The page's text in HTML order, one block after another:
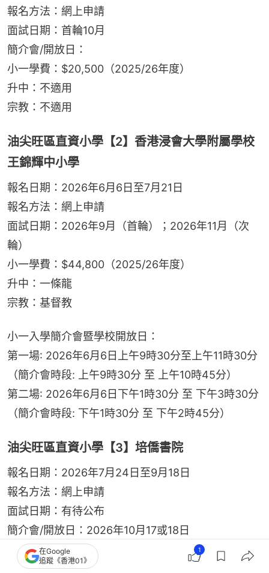
報名方法：網上申請
面試日期：首輪10月
簡介會/開放日：
小一學費：$20,500（2025/26年度）
升中：不適用
宗教：不適用
油尖旺區直資小學【2】香港浸會大學附屬學校
王錦輝中小學
報名日期：2026年6月6日至7月21日
報名方法：網上申請
面試日期：2026年9月（首輪）；2026年11月（次
輪）
小一學費：$44,800（2025/26年度）
升中：一條龍
宗教：基督教
小一入學簡介會暨學校開放日：
第一場: 2026年6月6日上午9時30分至上午11時30分
（簡介會時段: 上午9時30分 至 上午10時45分）
第二場: 2026年6月6日下午1時30分 至 下午3時30分
（簡介會時段: 下午1時30分 至 下午2時45分）
油尖旺區直資小學【3】培僑書院
報名日期：2026年7月24日至9月18日
報名方法：網上申請
面試日期：有待公布
簡介會/開放日：2026年10月17或18日
小一學費：$30,000（2025/26年度）
升中：一條龍
在Google
追蹤《香港01》
1